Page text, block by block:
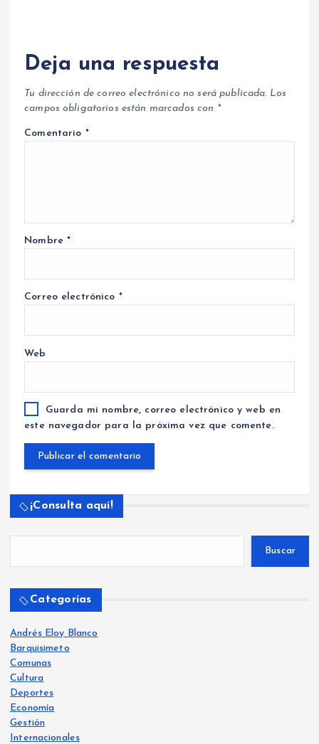
Deja una respuesta
Tu dirección de correo electrónico no será publicada. Los
campos obligatorios están marcados con *
Comentario *
Nombre*
Correo electrónico *
Web
Guarda mi nombre, correo electrónico y web en
este navegador para la próxima vez que comente.
¡Consulta aquí!
Buscar
Categorías
Andrés Eloy Blanco
Barquisimeto
Comunas
Cultura
Deportes
Economía
Gestión
Internacionales